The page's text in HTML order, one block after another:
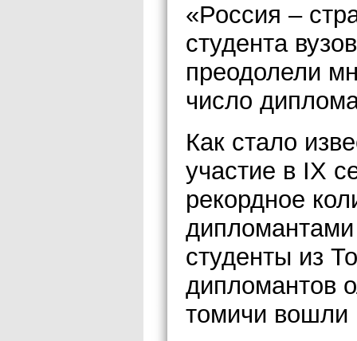
«Россия –
студента
преодолели
число
Как стало
участие в IX
рекордное
студенты из
дипломантов
томичи вошли